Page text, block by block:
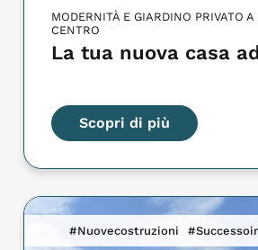
MODERNITÀ E GIARDINO PRIVATO A
CENTRO
La tua nuova casa
Scopri di più
#Nuovecostruzioni